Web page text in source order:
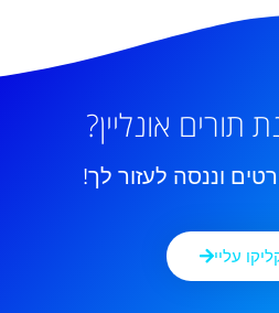
תורים אונליין?
וננסה לעזור לך!
עליי